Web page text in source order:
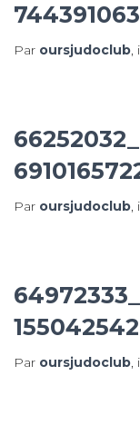
Par oursjudoclub,
Par oursjudoclub,
Par oursjudoclub,